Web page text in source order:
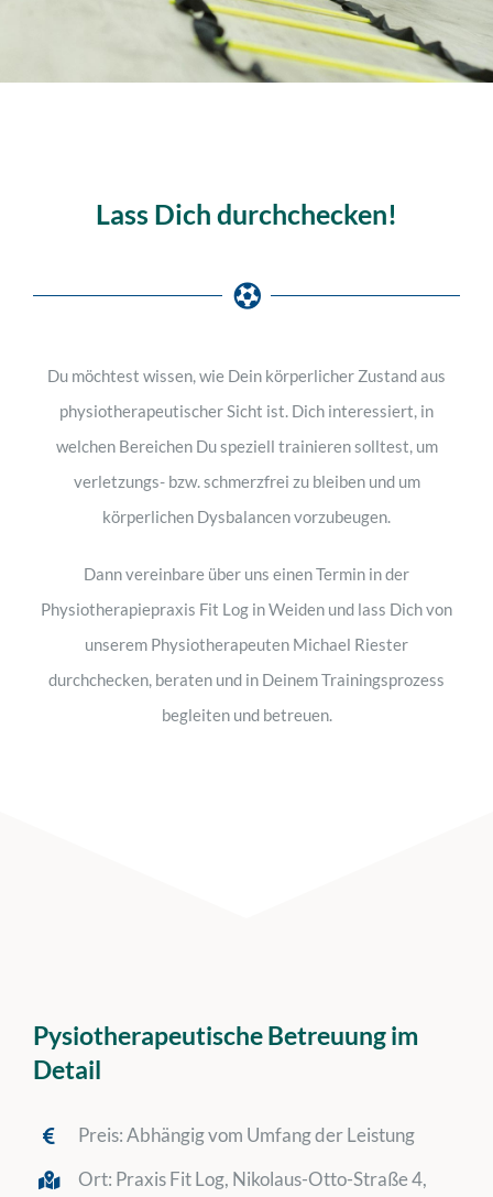
Lass Dich durchchecken!
Du möchtest wissen, wie Dein körperlicher Zustand aus
physiotherapeutischer Sicht ist. Dich interessiert, in
welchen Bereichen Du speziell trainieren solltest, um
verletzungs- bzw. schmerzfrei zu bleiben und um
körperlichen Dysbalancen vorzubeugen.
Dann vereinbare über uns einen Termin in der
Physiotherapiepraxis Fit Log in Weiden und lass Dich von
unserem Physiotherapeuten Michael Riester
durchchecken, beraten und in Deinem Trainingsprozess
begleiten und betreuen.
Pysiotherapeutische Betreuung im
Detail
Preis: Abhängig vom Umfang der Leistung
Ort: Praxis Fit Log, Nikolaus-Otto-Straße 4,